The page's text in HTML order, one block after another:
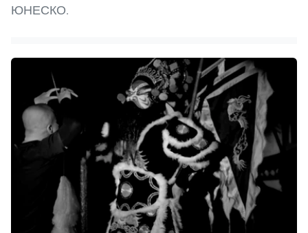
ЮНЕСКО.